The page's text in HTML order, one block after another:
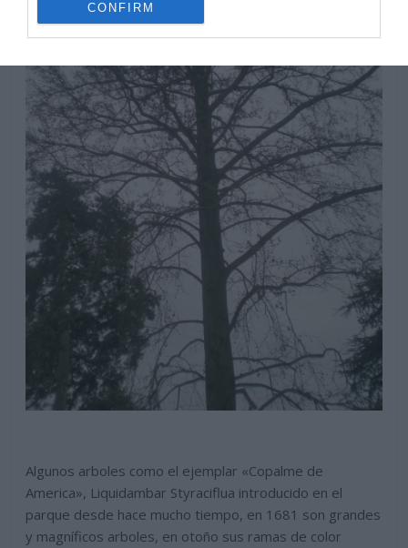
CONFIRM
Algunos arboles como el ejemplar «Copalme de
America», Liquidambar Styraciflua introducido en el
parque desde hace mucho tiempo, en 1681 son grandes
y magníficos arboles, en otoño sus ramas de color